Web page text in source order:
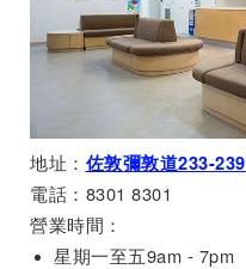
地址： 佐敦彌敦道233-
電話：8301 8301
營業時間：
星期一至五9am - 7pm